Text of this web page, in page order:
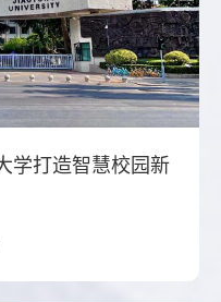
学打造智慧校园新